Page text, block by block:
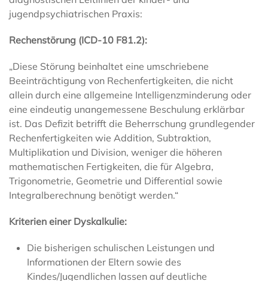
jugendpsychiatrischen Praxis:
Rechenstörung (ICD-10 F81.2):
„Diese Störung beinhaltet eine umschriebene
Beeinträchtigung von Rechenfertigkeiten, die nicht
allein durch eine allgemeine Intelligenzminderung oder
eine eindeutig unangemessene Beschulung erklärbar
ist. Das Defizit betrifft die Beherrschung grundlegender
Rechenfertigkeiten wie Addition, Subtraktion,
Multiplikation und Division, weniger die höheren
mathematischen Fertigkeiten, die für Algebra,
Trigonometrie, Geometrie und Differential sowie
Integralberechnung benötigt werden.“
Kriterien einer Dyskalkulie:
Die bisherigen schulischen Leistungen und
Informationen der Eltern sowie des
Kindes/Jugendlichen lassen auf deutliche